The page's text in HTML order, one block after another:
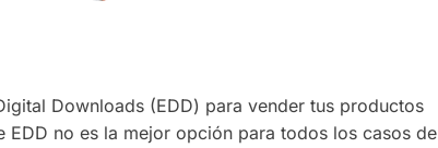
Downloads (EDD) para vender tus productos
EDD no es la mejor opción para todos los casos de